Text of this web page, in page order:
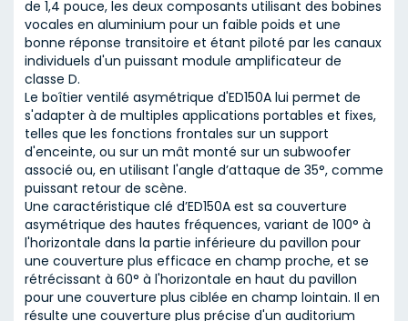
de 1,4 pouce, les deux composants utilisant des bobines
vocales en aluminium pour un faible poids et une
bonne réponse transitoire et étant piloté par les canaux
individuels d'un puissant module amplificateur de
classe D.
Le boîtier ventilé asymétrique d'ED150A lui permet de
s'adapter à de multiples applications portables et fixes,
telles que les fonctions frontales sur un support
d'enceinte, ou sur un mât monté sur un subwoofer
associé ou, en utilisant l'angle d’attaque de 35°, comme
puissant retour de scène.
Une caractéristique clé d’ED150A est sa couverture
asymétrique des hautes fréquences, variant de 100° à
l'horizontale dans la partie inférieure du pavillon pour
une couverture plus efficace en champ proche, et se
rétrécissant à 60° à l'horizontale en haut du pavillon
pour une couverture plus ciblée en champ lointain. Il en
résulte une couverture plus précise d'un auditorium